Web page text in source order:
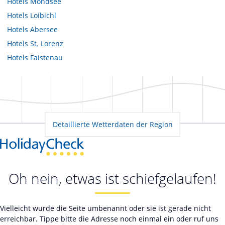
Hotels Loibichl
Hotels Abersee
Hotels St. Lorenz
Hotels Faistenau
Detaillierte Wetterdaten der Region
Oh nein, etwas ist schiefgelaufen!
Vielleicht wurde die Seite umbenannt oder sie ist gerade nicht
erreichbar. Tippe bitte die Adresse noch einmal ein oder ruf uns